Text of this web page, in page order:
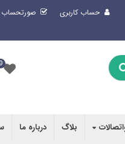
حساب کاربری صورتحساب
بلاگ درباره ما